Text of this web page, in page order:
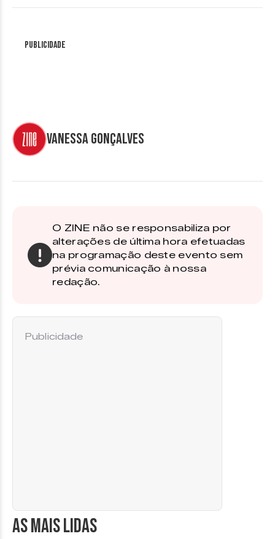
Publicidade
Vanessa Gonçalves
O ZINE não se responsabiliza por
alterações de última hora efetuadas
na programação deste evento sem
prévia comunicação à nossa
redação.
AS MAIS LIDAS
Publicidade